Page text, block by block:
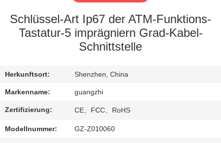
QUALITÄTSKONTROLLE
SIE
MIT
UNS
IN
Schlüssel-Art Ip67 der ATM-Funktions-
Tastatur-5 imprägniern Grad-Kabel-
Schnittstelle
Herkunftsort: Shenzhen, China
Markenname: guangzhi
Zertifizierung: CE、FCC、RoHS
Modellnummer: GZ-Z010060